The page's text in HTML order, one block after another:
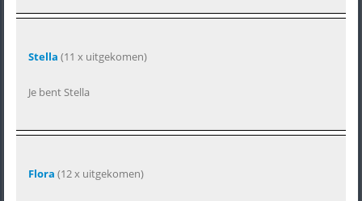
Stella (11 x uitgekomen)
Je bent Stella
Flora (12 x uitgekomen)